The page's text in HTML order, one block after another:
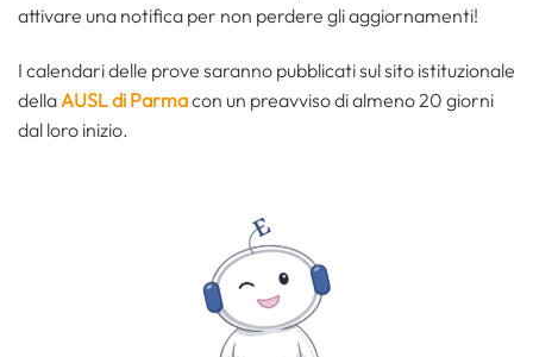
attivare una notifica per non perdere gli aggiornamenti!
I calendari delle prove saranno pubblicati sul sito istituzionale
dellaAUSL di Parmacon un preavviso di almeno 20 giorni
dal loro inizio.